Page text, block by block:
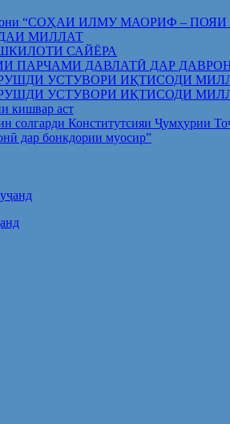
унвони “СОҲАИ ИЛМУ МАОРИФ
МИЛЛАТ
САЙЁРА
ПАРЧАМИ ДАВЛАТӢ ДАР
УСТУВОРИ ИҚТИСОДИ
УСТУВОРИ ИҚТИСОДИ
кишвар аст
солгарди Конститутсияи Ҷумҳурии
дар бонкдории муосир”